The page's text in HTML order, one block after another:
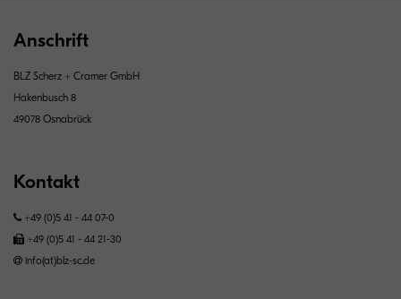
Anschrift
BLZ Scherz + Cramer GmbH
Hakenbusch 8
49078 Osnabrück
Kontakt
+49 (0)5 41 - 44 07-0
+49 (0)5 41 - 44 21-30
info(at)blz-sc.de